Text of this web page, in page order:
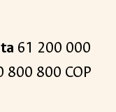
61 200 000
800 800 COP